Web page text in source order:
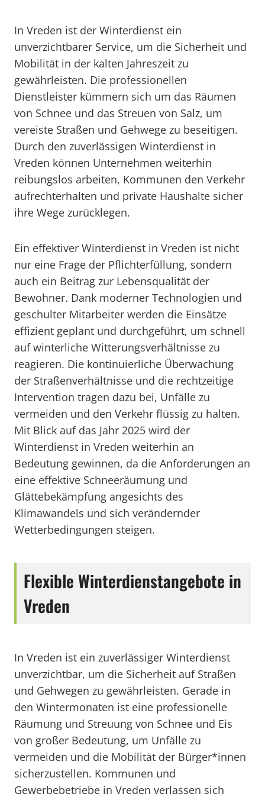
In Vreden ist der Winterdienst ein
unverzichtbarer Service, um die Sicherheit und
Mobilität in der kalten Jahreszeit zu
gewährleisten. Die professionellen
Dienstleister kümmern sich um das Räumen
von Schnee und das Streuen von Salz, um
vereiste Straßen und Gehwege zu beseitigen.
Durch den zuverlässigen Winterdienst in
Vreden können Unternehmen weiterhin
reibungslos arbeiten, Kommunen den Verkehr
aufrechterhalten und private Haushalte sicher
ihre Wege zurücklegen.
Ein effektiver Winterdienst in Vreden ist nicht
nur eine Frage der Pflichterfüllung, sondern
auch ein Beitrag zur Lebensqualität der
Bewohner. Dank moderner Technologien und
geschulter Mitarbeiter werden die Einsätze
effizient geplant und durchgeführt, um schnell
auf winterliche Witterungsverhältnisse zu
reagieren. Die kontinuierliche Überwachung
der Straßenverhältnisse und die rechtzeitige
Intervention tragen dazu bei, Unfälle zu
vermeiden und den Verkehr flüssig zu halten.
Mit Blick auf das Jahr 2025 wird der
Winterdienst in Vreden weiterhin an
Bedeutung gewinnen, da die Anforderungen an
eine effektive Schneeräumung und
Glättebekämpfung angesichts des
Klimawandels und sich verändernder
Wetterbedingungen steigen.
Flexible Winterdienstangebote in
Vreden
In Vreden ist ein zuverlässiger Winterdienst
unverzichtbar, um die Sicherheit auf Straßen
und Gehwegen zu gewährleisten. Gerade in
den Wintermonaten ist eine professionelle
Räumung und Streuung von Schnee und Eis
von großer Bedeutung, um Unfälle zu
vermeiden und die Mobilität der Bürger*innen
sicherzustellen. Kommunen und
Gewerbebetriebe in Vreden verlassen sich